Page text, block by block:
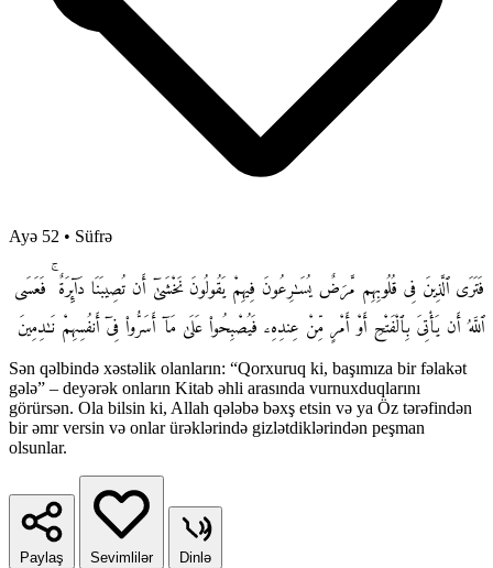
Ayə 52 • Süfrə
فَتَرَى ٱلَّذِينَ فِى قُلُوبِهِم مَّرَضٌ يُسَـٰرِعُونَ فِيهِمْ يَقُولُونَ نَخْشَىٰٓ أَن تُصِيبَنَا دَآئِرَةٌ ۚ فَعَسَى
ٱللَّهُ أَن يَأْتِىَ بِٱلْفَتْحِ أَوْ أَمْرٍ مِّنْ عِندِهِۦ فَيُصْبِحُوا۟ عَلَىٰ مَآ أَسَرُّوا۟ فِىٓ أَنفُسِهِمْ نَـٰدِمِينَ
Sən qəlbində xəstəlik olanların: “Qorxuruq ki, başımıza bir fəlakət
gələ” – deyərək onların Kitab əhli arasında vurnuxduqlarını
görürsən. Ola bilsin ki, Allah qələbə bəxş etsin və ya Öz tərəfindən
bir əmr versin və onlar ürəklərində gizlətdiklərindən peşman
olsunlar.
Paylaş Sevimlilər Dinlə